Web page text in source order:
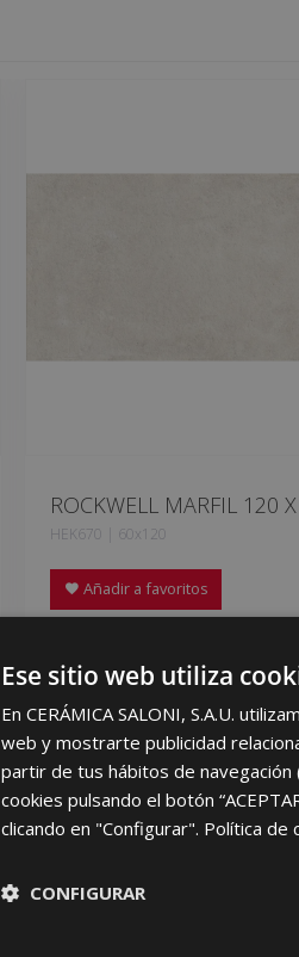
ROCKWELL MARFIL 120
HEK670 | 60x120
Añadir a favoritos
Ese sitio web utiliza
En CERÁMICA SALONI, S.A.U.
web y mostrarte publicidad
partir de tus hábitos de
cookies pulsando el botón
clicando en "Configurar". Política de
CONFIGURAR